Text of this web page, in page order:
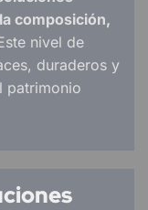
composición,
nivel de
duraderos y
patrimonio